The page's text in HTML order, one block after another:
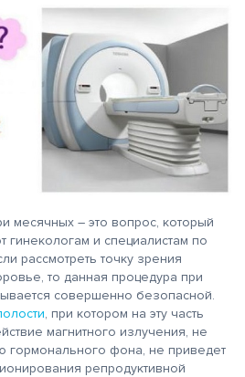
месячных – это вопрос, который
гинекологам и специалистам по
рассмотреть точку зрения
то данная процедура при
совершенно безопасной.
, при котором на эту часть
магнитного излучения, не
гормонального фона, не приведет
репродуктивной